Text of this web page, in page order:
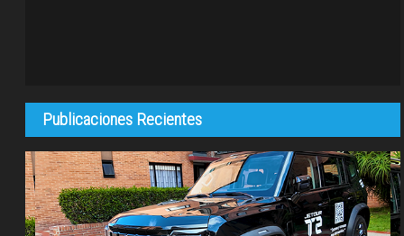
Publicaciones Recientes